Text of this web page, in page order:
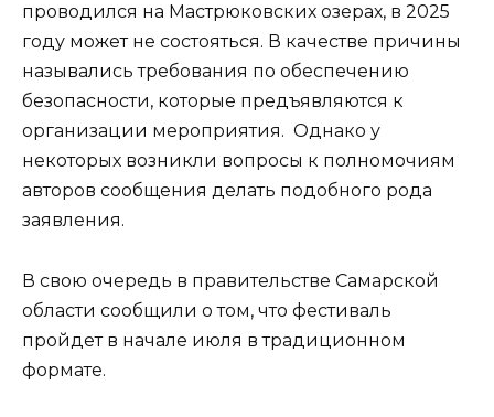
проводился на Мастрюковских озерах, в 2025
году может не состояться. В качестве причины
назывались требования по обеспечению
безопасности, которые предъявляются к
организации мероприятия. Однако у
некоторых возникли вопросы к полномочиям
авторов сообщения делать подобного рода
заявления.
В свою очередь в правительстве Самарской
области сообщили о том, что фестиваль
пройдет в начале июля в традиционном
формате.